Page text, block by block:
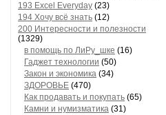
193 Excel Everyday (23)
194 Хочу всё знать (12)
200 Интересности и полезности
(1329)
в помощь по ЛиРу_шке (16)
Гаджет технологии (50)
Закон и экономика (34)
ЗДОРОВЬЕ (470)
Как продавать и покупать (65)
Камни и нумизматика (31)